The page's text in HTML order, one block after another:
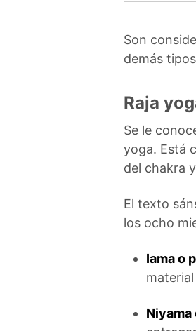
Son
demás
Raja
Se le
yoga. Está
del chakra
El texto
los ocho
Iama o